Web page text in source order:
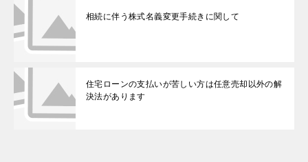
相続に伴う株式名義変更手続きに関して
住宅ローンの支払いが苦しい方は任意売却以外の解
決法があります